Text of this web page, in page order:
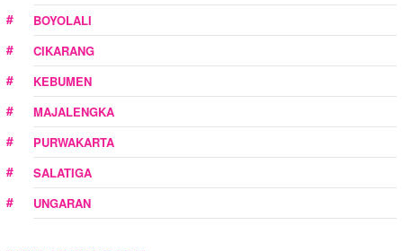
BOYOLALI
CIKARANG
KEBUMEN
MAJALENGKA
PURWAKARTA
SALATIGA
UNGARAN